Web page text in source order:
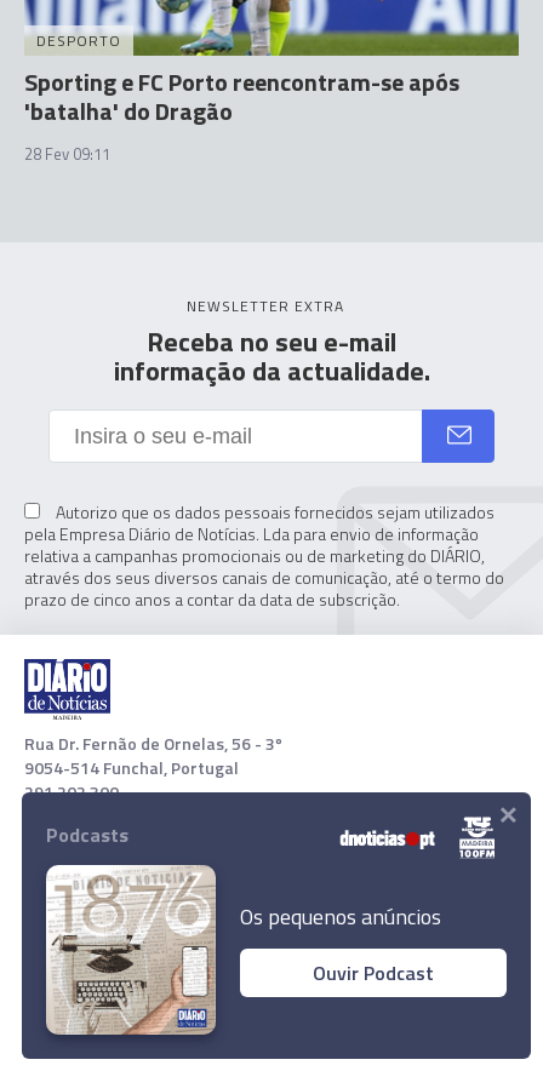
DESPORTO
Sporting e FC Porto reencontram-se após
'batalha' do Dragão
28 Fev 09:11
NEWSLETTER EXTRA
Receba no seu e-mail
informação da actualidade.
Autorizo que os dados pessoais fornecidos sejam utilizados
pela Empresa Diário de Notícias. Lda para envio de informação
relativa a campanhas promocionais ou de marketing do DIÁRIO,
através dos seus diversos canais de comunicação, até o termo do
prazo de cinco anos a contar da data de subscrição.
Rua Dr. Fernão de Ornelas, 56 - 3º
9054-514 Funchal, Portugal
291 202 300
Download App
© 2022 Empresa Diário de Notícias, Lda. Todos os direitos
reservados.
Podcasts
Os pequenos anúncios
Ouvir Podcast
×